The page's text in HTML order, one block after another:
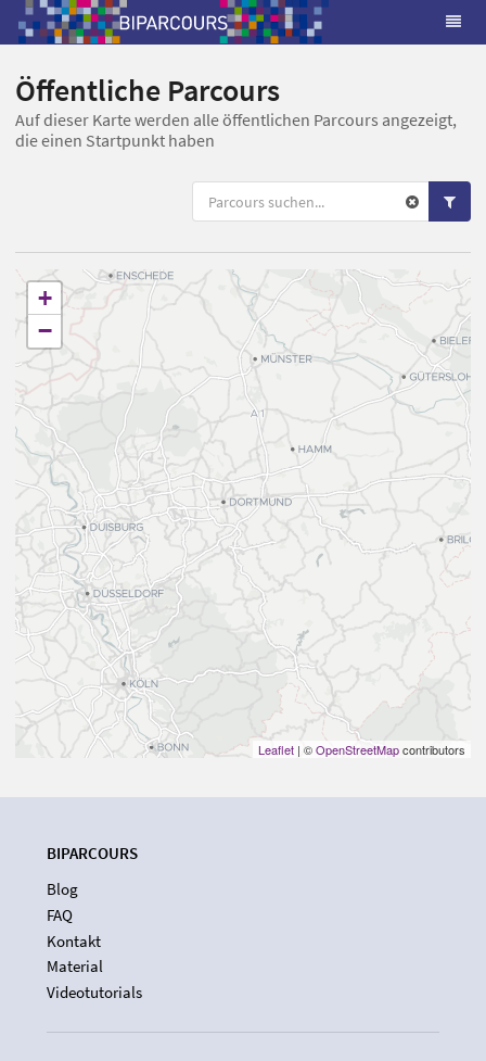
Öffentliche Parcours
Auf dieser Karte werden alle öffentlichen Parcours angezeigt,
die einen Startpunkt haben
+
−
Leaflet | ©OpenStreetMapcontributors
BIPARCOURS
Blog
FAQ
Kontakt
Material
Videotutorials